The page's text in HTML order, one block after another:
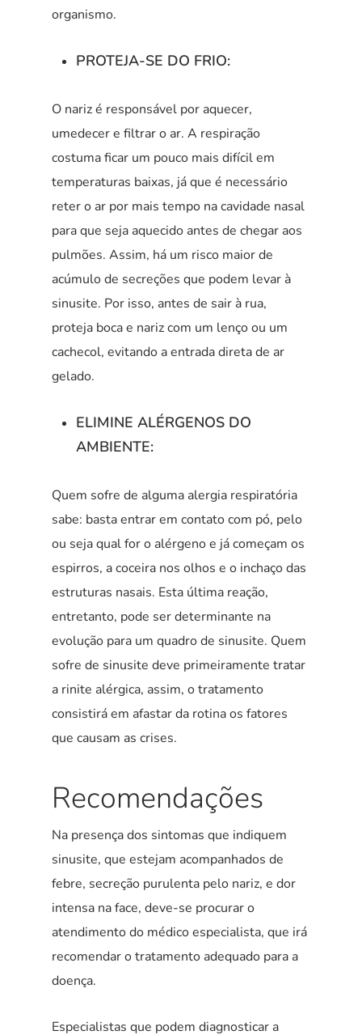
organismo.
PROTEJA-SE DO FRIO:
O nariz é responsável por aquecer,
umedecer e filtrar o ar. A respiração
costuma ficar um pouco mais difícil em
temperaturas baixas, já que é necessário
reter o ar por mais tempo na cavidade nasal
para que seja aquecido antes de chegar aos
pulmões. Assim, há um risco maior de
acúmulo de secreções que podem levar à
sinusite. Por isso, antes de sair à rua,
proteja boca e nariz com um lenço ou um
cachecol, evitando a entrada direta de ar
gelado.
ELIMINE ALÉRGENOS DO
AMBIENTE:
Quem sofre de alguma alergia respiratória
sabe: basta entrar em contato com pó, pelo
ou seja qual for o alérgeno e já começam os
espirros, a coceira nos olhos e o inchaço das
estruturas nasais. Esta última reação,
entretanto, pode ser determinante na
evolução para um quadro de sinusite. Quem
sofre de sinusite deve primeiramente tratar
a rinite alérgica, assim, o tratamento
consistirá em afastar da rotina os fatores
que causam as crises.
Recomendações
Na presença dos sintomas que indiquem
sinusite, que estejam acompanhados de
febre, secreção purulenta pelo nariz, e dor
intensa na face, deve-se procurar o
atendimento do médico especialista, que irá
recomendar o tratamento adequado para a
doença.
Especialistas que podem diagnosticar a